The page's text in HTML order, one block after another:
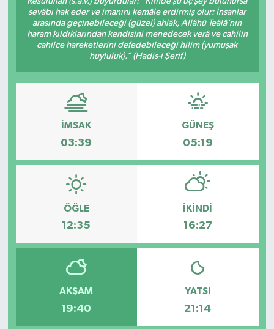
sevâbı hak eder ve imanını kemâle erdirmiş olur: İnsanlar
arasında geçinebileceği (güzel) ahlâk, Allâhü Teâlâ’nın
haram kıldıklarından kendisini menedecek verâ ve cahilin
cahilce hareketlerini defedebileceği hilim (yumuşak
huyluluk).” (Hadis-i Şerif)
İMSAK
03:39
GÜNEŞ
05:19
ÖĞLE
12:35
İKINDI
16:27
AKŞAM
19:40
YATSI
21:14
DÜNYA
Edremit
EĞİTİM
EKONOMİ
Gömeç
Havran
İvrindi